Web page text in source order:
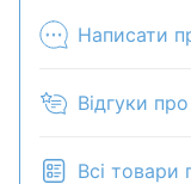
Написати
Відгуки
Всі товари